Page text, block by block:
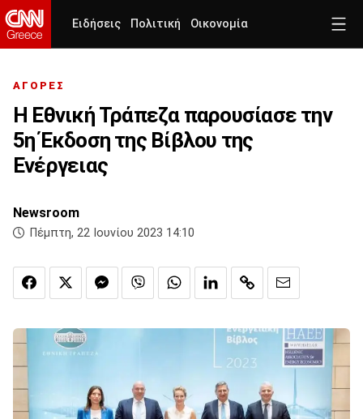
Ειδήσεις Πολιτική Οικονομία
ΑΓΟΡΕΣ
Η Εθνική Τράπεζα παρουσίασε την
5η Έκδοση της Βίβλου της
Ενέργειας
Newsroom
Πέμπτη, 22 Ιουνίου 2023 14:10